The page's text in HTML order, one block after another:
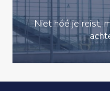
Niet hóé je reist,